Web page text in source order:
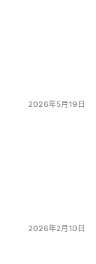
2026年5月19日
2026年2月10日